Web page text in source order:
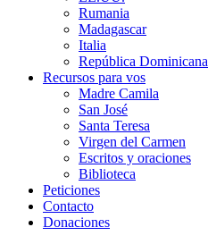
Rumania
Madagascar
Italia
República Dominicana
Recursos para vos
Madre Camila
San José
Santa Teresa
Virgen del Carmen
Escritos y oraciones
Biblioteca
Peticiones
Contacto
Donaciones